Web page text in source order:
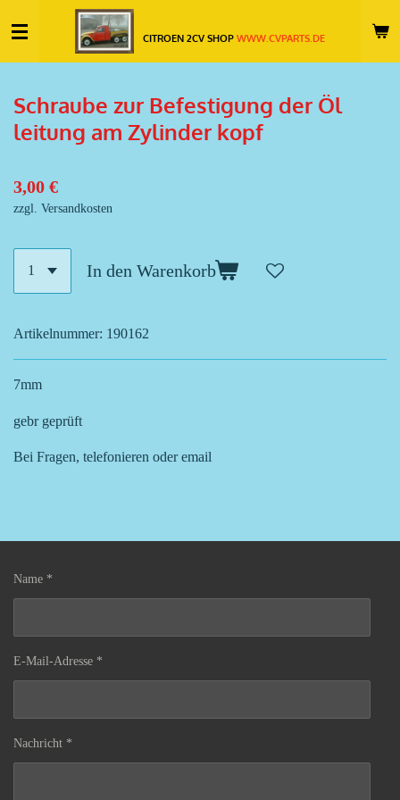
Hauptinhalt
springen
CITROEN 2CV SHOPWWW.CVPARTS.DE
Schraube zur Befestigung der Öl
leitung am Zylinder kopf
3,00 €
zzgl. Versandkosten
In den Warenkorb
Artikelnummer: 190162
7mm
gebr geprüft
Bei Fragen, telefonieren oder email
Name *
E-Mail-Adresse *
Nachricht *